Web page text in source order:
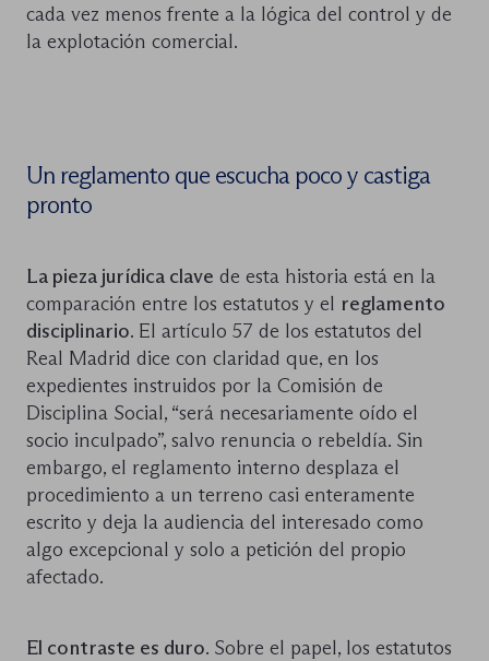
cada vez menos frente a la lógica del control y de
la explotación comercial.
Un reglamento que escucha poco y castiga
pronto
La pieza jurídica clave de esta historia está en la
comparación entre los estatutos y el reglamento
disciplinario. El artículo 57 de los estatutos del
Real Madrid dice con claridad que, en los
expedientes instruidos por la Comisión de
Disciplina Social, “será necesariamente oído el
socio inculpado”, salvo renuncia o rebeldía. Sin
embargo, el reglamento interno desplaza el
procedimiento a un terreno casi enteramente
escrito y deja la audiencia del interesado como
algo excepcional y solo a petición del propio
afectado.
El contraste es duro. Sobre el papel, los estatutos